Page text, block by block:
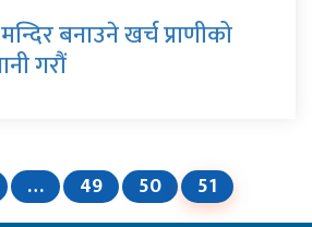
बनाउने खर्च प्राणीको
गरौं
… 49 50 51